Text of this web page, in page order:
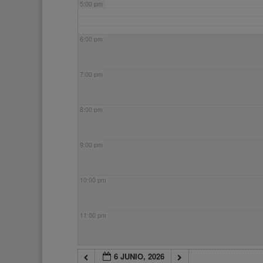
5:00 pm
6:00 pm
7:00 pm
8:00 pm
9:00 pm
10:00 pm
11:00 pm
6 JUNIO, 2026